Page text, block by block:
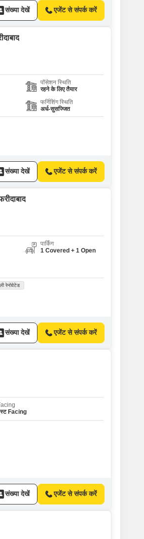
संख्या देखें एजेंट से संपर्क करें
पॉसेशन स्थिति
रहने के लिए तैयार
फर्निशिंग स्थिति
अर्ध-सुसज्जित
संख्या देखें एजेंट से संपर्क करें
पार्किंग
1 Covered + 1 Open
रेनोवेटेड
संख्या देखें एजेंट से संपर्क करें
Facing
संख्या देखें एजेंट से संपर्क करें